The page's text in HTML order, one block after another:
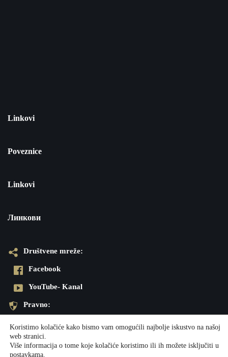
Linkovi
Poveznice
Linkovi
Линкови
Društvene mreže:
Facebook
YouTube- Kanal
Pravno:
Impresum
Koristimo kolačiće kako bismo vam omogućili najbolje iskustvo na našoj
web stranici.
Više informacija o tome koje kolačiće koristimo ili ih možete isključiti u
postavkama